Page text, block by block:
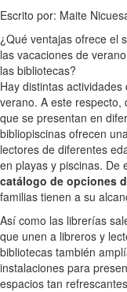
Escrito por: Maite
¿Qué ventajas ofrece el
las vacaciones de
las bibliotecas?
Hay distintas
verano. A este
que se presentan en
bibliopiscinas ofrecen
lectores de diferentes
en playas y piscinas. De
catálogo de opciones
familias tienen a su
Así como las librerías
que unen a libreros y
bibliotecas también
instalaciones para
espacios tan